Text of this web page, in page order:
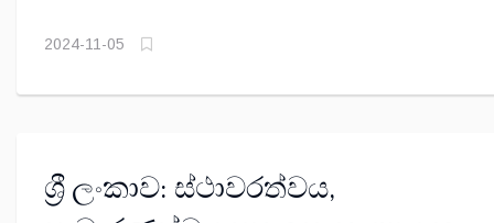
2024-11-05
ශ්‍රී ලංකාව: ස්ථාවරත්වය,